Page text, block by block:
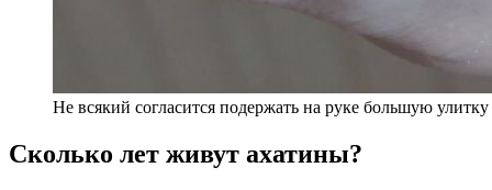
Не всякий согласится подержать на руке большую улитку
Сколько лет живут ахатины?